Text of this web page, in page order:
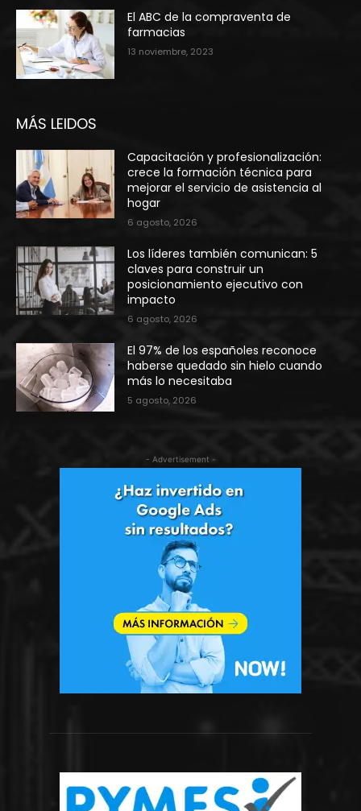
El ABC de la compraventa de
farmacias
13 noviembre, 2023
MÁS LEIDOS
Capacitación y profesionalización:
crece la formación técnica para
mejorar el servicio de asistencia al
hogar
6 agosto, 2026
Los líderes también comunican: 5
claves para construir un
posicionamiento ejecutivo con
impacto
6 agosto, 2026
El 97% de los españoles reconoce
haberse quedado sin hielo cuando
más lo necesitaba
5 agosto, 2026
- Advertisement -